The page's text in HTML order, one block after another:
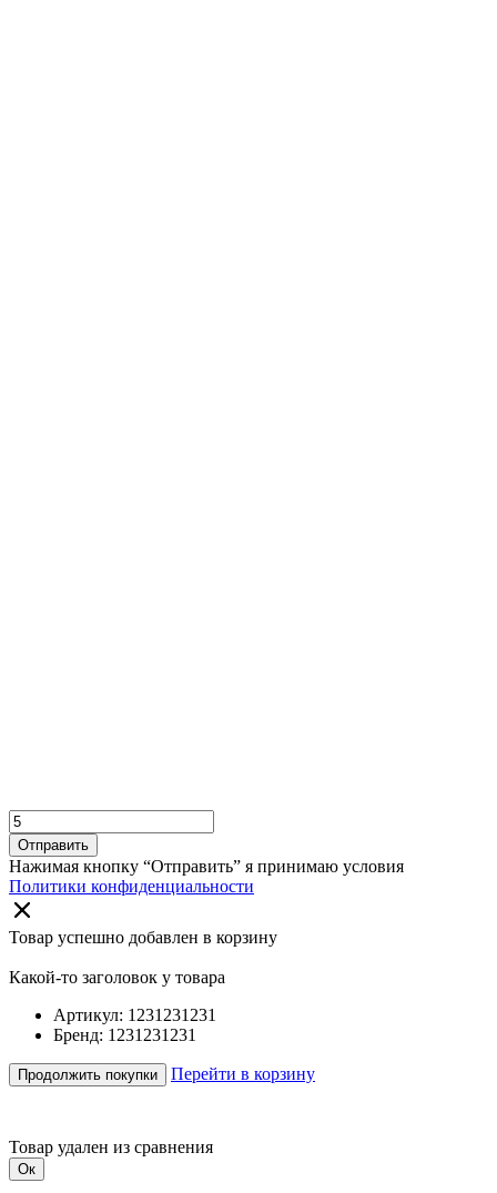
Отправить
Нажимая кнопку “Отправить” я принимаю условия
Политики конфиденциальности
Товар успешно добавлен в корзину
Какой-то заголовок у товара
Артикул: 1231231231
Бренд: 1231231231
Продолжить покупки Перейти в корзину
Товар удален из сравнения
Ок